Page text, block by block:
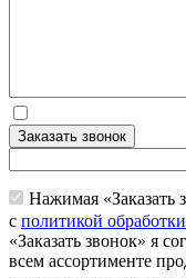
Заказать звонок
Нажимая «Заказать
с политикой
«Заказать звонок» я
всем ассортименте